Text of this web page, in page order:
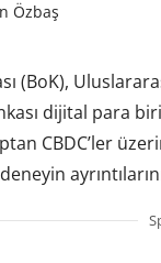
Özbaş
(BoK),
dijital para
CBDC’ler